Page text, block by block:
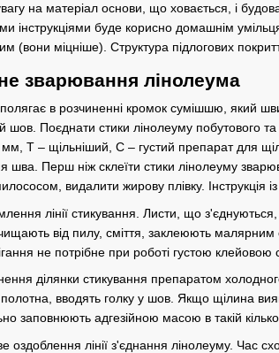
на матеріал основи, що ховається, і
інструкціями буде корисно домашнім
(вони міцніше). Структура підлогових
зварювання лінолеума
в розчиненні кромок сумішшю, який
шов. Поєднати стики лінолеуму побутового
мм, Т – щільніший, С – густий препарат для
шва. Перш ніж склеїти стики лінолеуму
видалити жирову плівку. Інструкція
лінії стикування. Листи, що з'єднуються,
від пилу, сміття, заклеюють
не потрібне при роботі густою
ділянки стикування препаратом
полотна, вводять голку у шов. Якщо щілина
заповнюють адгезійною масою в такій
оздоблення лінії з'єднання лінолеуму. Час